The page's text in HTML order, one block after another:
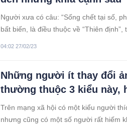
Người xưa có câu: “Sống chết tại số,
bất biến, là điều thuộc về “Thiên định”,
04:02 27/02/23
Những người ít thay đổi
thường thuộc 3 kiểu này,
Trên mạng xã hội có một kiểu người
nhưng cũng có một số người rất hiếm